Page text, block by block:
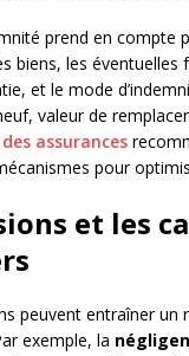
prend en compte
biens, les éventuelles
et le mode
valeur de
assurances
pour
et les
peuvent entraîner un
exemple, la